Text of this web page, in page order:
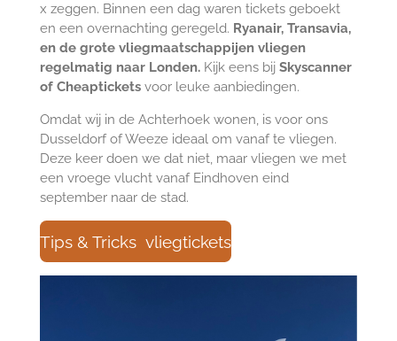
x zeggen. Binnen een dag waren tickets geboekt
en een overnachting geregeld. Ryanair, Transavia,
en de grote vliegmaatschappijen vliegen
regelmatig naar Londen.Kijk eens bij Skyscanner
of Cheapticketsvoor leuke aanbiedingen.
Omdat wij in de Achterhoek wonen, is voor ons
Dusseldorf of Weeze ideaal om vanaf te vliegen.
Deze keer doen we dat niet, maar vliegen we met
een vroege vlucht vanaf Eindhoven eind
september naar de stad.
Tips & Tricks vliegtickets